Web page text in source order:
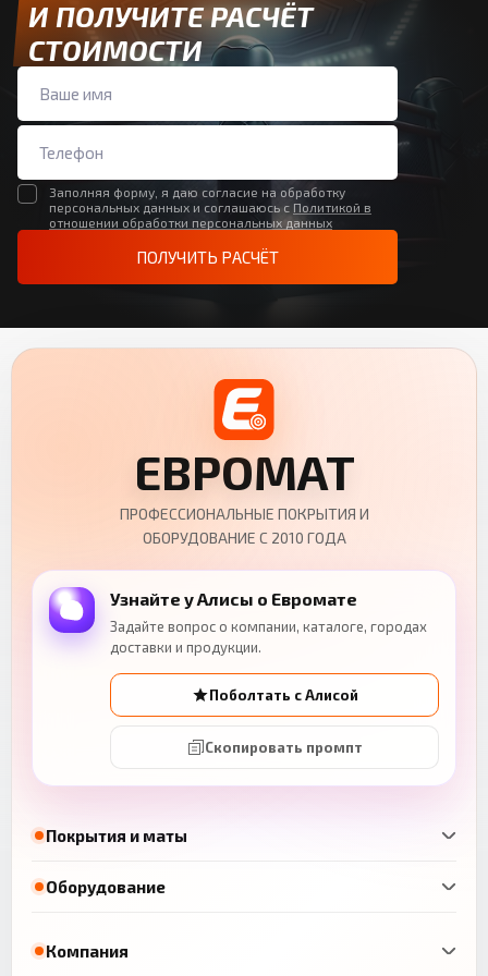
И ПОЛУЧИТЕ РАСЧЁТ
СТОИМОСТИ
Заполняя форму, я даю согласие на обработку
персональных данных и соглашаюсь с Политикой в
отношении обработки персональных данных
ПОЛУЧИТЬ РАСЧЁТ
Покрытия и маты
Оборудование
ЕВРОМАТ
ПРОФЕССИОНАЛЬНЫЕ ПОКРЫТИЯ И
ОБОРУДОВАНИЕ С 2010 ГОДА
Узнайте у Алисы о Евромате
Задайте вопрос о компании, каталоге, городах
доставки и продукции.
Поболтать с Алисой
Скопировать промпт
Компания